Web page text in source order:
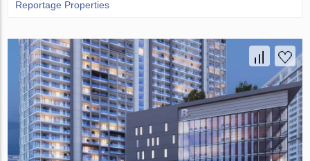
Reportage Properties